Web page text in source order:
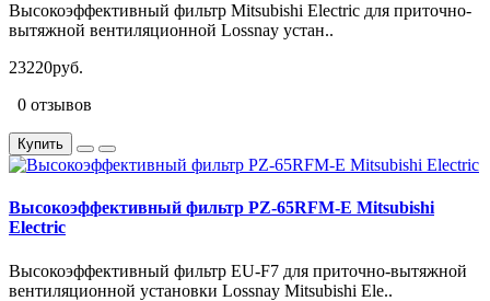
Высокоэффективный фильтр Mitsubishi Electric для приточно-
вытяжной вентиляционной Lossnay устан..
23220руб.
0 отзывов
Купить
Высокоэффективный фильтр PZ-65RFM-E Mitsubishi
Electric
Высокоэффективный фильтр EU-F7 для приточно-вытяжной
вентиляционной установки Lossnay Mitsubishi Ele..